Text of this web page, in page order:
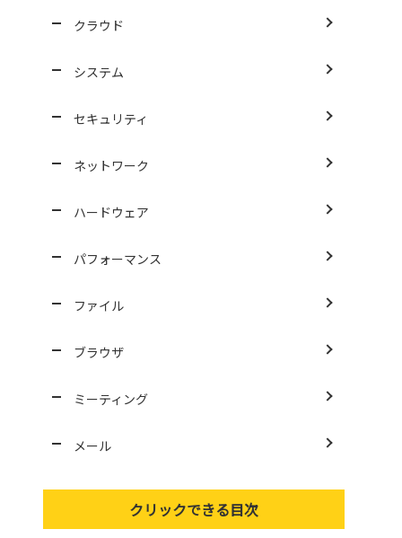
クラウド
システム
セキュリティ
ネットワーク
ハードウェア
パフォーマンス
ファイル
ブラウザ
ミーティング
メール
クリックできる目次